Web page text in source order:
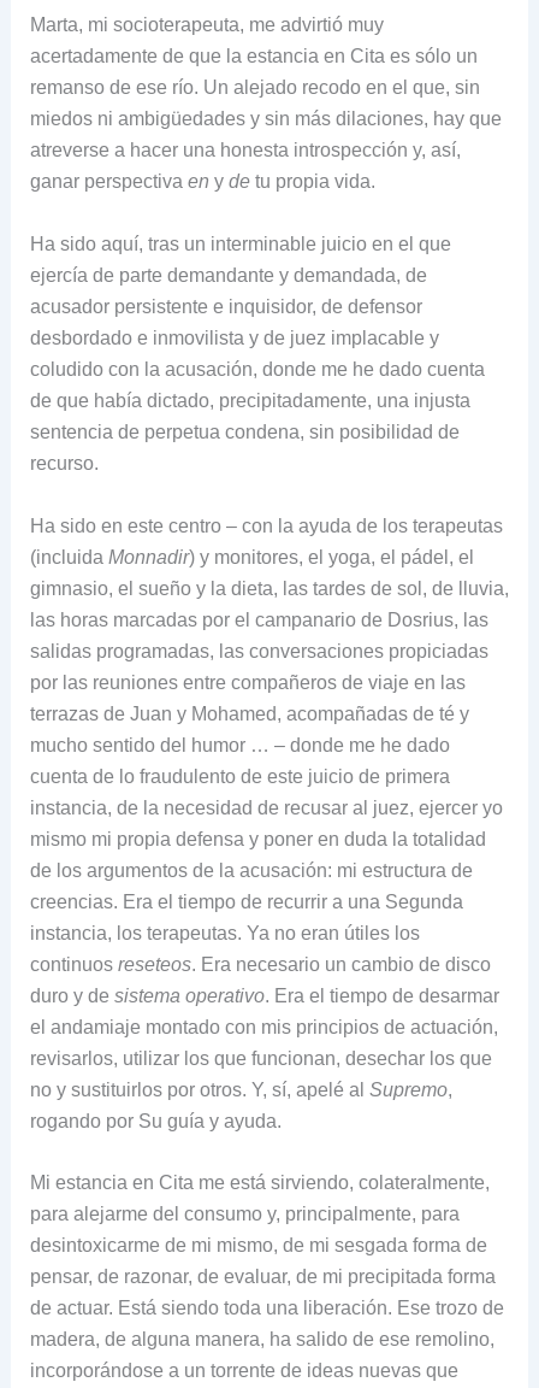
Marta, mi socioterapeuta, me advirtió muy
acertadamente de que la estancia en Cita es sólo un
remanso de ese río. Un alejado recodo en el que, sin
miedos ni ambigüedades y sin más dilaciones, hay que
atreverse a hacer una honesta introspección y, así,
ganar perspectiva en ydetu propia vida.
Ha sido aquí, tras un interminable juicio en el que
ejercía de parte demandante y demandada, de
acusador persistente e inquisidor, de defensor
desbordado e inmovilista y de juez implacable y
coludido con la acusación, donde me he dado cuenta
de que había dictado, precipitadamente, una injusta
sentencia de perpetua condena, sin posibilidad de
recurso.
Ha sido en este centro – con la ayuda de los terapeutas
(incluida Monnadir) y monitores, el yoga, el pádel, el
gimnasio, el sueño y la dieta, las tardes de sol, de lluvia,
las horas marcadas por el campanario de Dosrius, las
salidas programadas, las conversaciones propiciadas
por las reuniones entre compañeros de viaje en las
terrazas de Juan y Mohamed, acompañadas de té y
mucho sentido del humor … – donde me he dado
cuenta de lo fraudulento de este juicio de primera
instancia, de la necesidad de recusar al juez, ejercer yo
mismo mi propia defensa y poner en duda la totalidad
de los argumentos de la acusación: mi estructura de
creencias. Era el tiempo de recurrir a una Segunda
instancia, los terapeutas. Ya no eran útiles los
continuos reseteos. Era necesario un cambio de disco
duro y de sistema operativo. Era el tiempo de desarmar
el andamiaje montado con mis principios de actuación,
revisarlos, utilizar los que funcionan, desechar los que
no y sustituirlos por otros. Y, sí, apelé al Supremo,
rogando por Su guía y ayuda.
Mi estancia en Cita me está sirviendo, colateralmente,
para alejarme del consumo y, principalmente, para
desintoxicarme de mi mismo, de mi sesgada forma de
pensar, de razonar, de evaluar, de mi precipitada forma
de actuar. Está siendo toda una liberación. Ese trozo de
madera, de alguna manera, ha salido de ese remolino,
incorporándose a un torrente de ideas nuevas que